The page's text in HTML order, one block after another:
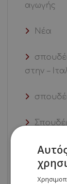
αγωγής
Νέα
στην –